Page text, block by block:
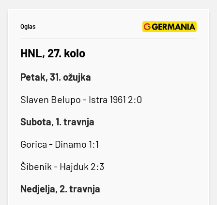
Oglas
HNL, 27. kolo
Petak, 31. ožujka
Slaven Belupo - Istra 1961 2:0
Subota, 1. travnja
Gorica - Dinamo 1:1
Šibenik - Hajduk 2:3
Nedjelja, 2. travnja